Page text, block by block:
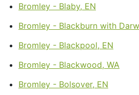
Bromley - Blaby, EN
Bromley - Blackburn with
Bromley - Blackpool, EN
Bromley - Blackwood, WA
Bromley - Bolsover, EN